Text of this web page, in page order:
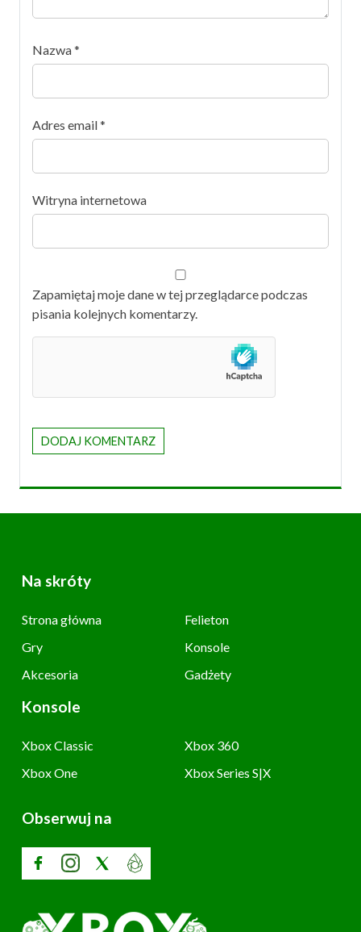
Nazwa*
Adres email*
Witryna internetowa
Zapamiętaj moje dane w tej przeglądarce podczas
pisania kolejnych komentarzy.
Na skróty
Strona główna
Felieton
Gry
Konsole
Akcesoria
Gadżety
Konsole
Xbox Classic
Xbox 360
Xbox One
Xbox Series S|X
Obserwuj na